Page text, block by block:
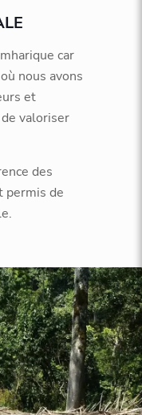
car
nous avons
et
valoriser
des
permis de